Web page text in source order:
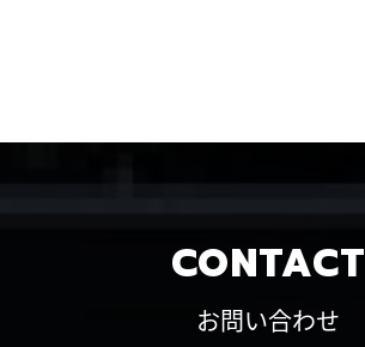
CONTACT
お問い合わせ